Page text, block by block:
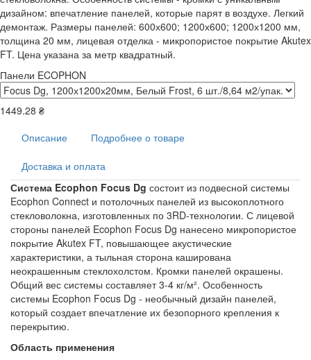
дизайном: впечатление панелей, которые парят в воздухе. Легкий
демонтаж. Размеры панелей: 600х600; 1200х600; 1200х1200 мм,
толщина 20 мм, лицевая отделка - микропористое покрытие Akutex
FT. Цена указана за метр квадратный.
Панели ECOPHON
1449.28 ₴
Описание
Подробнее о товаре
Доставка и оплата
Система Ecophon Focus Dg состоит из подвесной системы
Ecophon Connect и потолочных панелей из высокоплотного
стекловолокна, изготовленных по 3RD-технологии. С лицевой
стороны панелей Ecophon Focus Dg нанесено микропористое
покрытие Akutex FT, повышающее акустические
характеристики, а тыльная сторона каширована
неокрашенным стеклохолстом. Кромки панелей окрашены.
Общий вес системы составляет 3-4 кг/м². Особенность
системы Ecophon Focus Dg - необычный дизайн панелей,
который создает впечатление их безопорного крепления к
перекрытию.
Область применения